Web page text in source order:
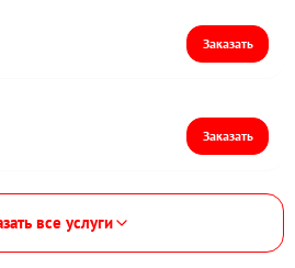
все услуги